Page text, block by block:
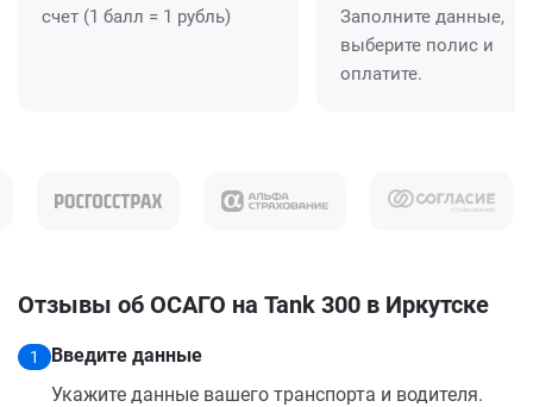
счет (1 балл = 1 рубль)
Заполните данные,
выберите полис и
оплатите.
Отзывы об ОСАГО на Tank 300 в Иркутске
1
Введите данные
Укажите данные вашего транспорта и водителя.